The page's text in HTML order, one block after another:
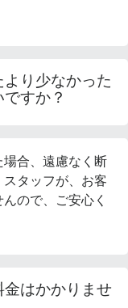
り少なかった
すか？
合、遠慮なく断
タッフが、お客
ので、ご安心く
はかかりませ